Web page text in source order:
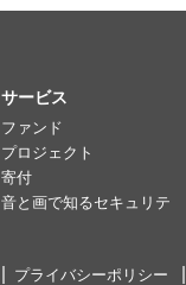
サービス
ファンド
プロジェクト
寄付
音と画で知るセキュリテ
プライバシーポリシー